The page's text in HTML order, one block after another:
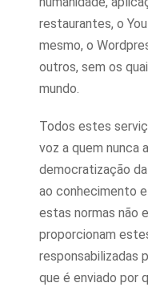
restaurantes, o
mesmo, o
outros, sem os
mundo.
Todos estes
voz a quem nunca
democratização
ao conhecimento
estas normas não
proporcionam
responsabilizadas
que é enviado por